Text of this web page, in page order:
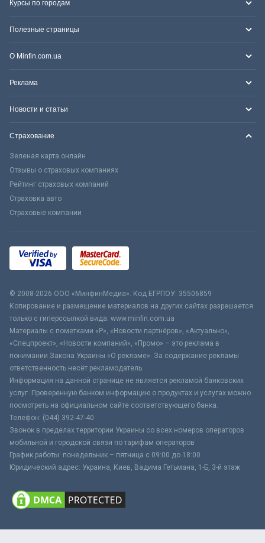
Курсы по городам
Полезные страницы
О Minfin.com.ua
Реклама
Новости и статьи
Страхование
Зеленая карта онлайн
Отзывы о страховых компаниях
Рейтинг страховых компаний
Страховка авто
Страховые компании
© 2008-2026 ООО «МинфинМедиа». Код ЕГРПОУ: 35506859
Копирование и размещение материалов на других сайтах разрешается
только с гиперссылкой вида: www.minfin.com.ua
Материалы с пометками «Р», «Новости партнёров», «Актуально»,
«Спецпроект», «Новости компаний», «Промо» – это реклама в
понимании Закона Украины «О рекламе». За содержание рекламы
ответственность несёт рекламодатель.
Информация на данной странице не является рекламой банковских
услуг. Проверенную банком информацию о продуктах и услугах можно
посмотреть на официальном сайте соответствующего банка.
Телефон: (044) 392-47-40
Звонок в пределах территории Украины со всех номеров операторов
мобильной и городской связи по тарифам операторов
График работы: понедельник – пятница с 09:00 до 18:00
Юридический адрес: Украина, Киев, Вадима Гетьмана, 1-Б, 3-й этаж